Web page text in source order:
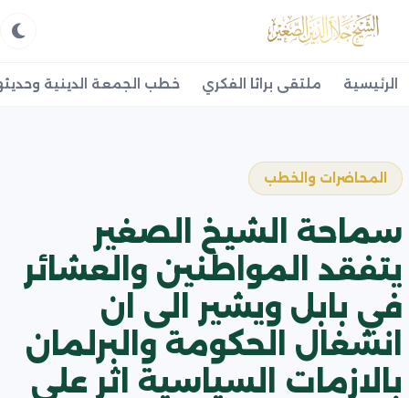
الرئيسية ملتقى براثا الفكري خطب الجمعة الدينية
المحاضرات والخطب
سماحة الشيخ الصغير
يتفقد المواطنين والعشائر
في بابل ويشير الى ان
انشغال الحكومة والبرلمان
بالازمات السياسية اثر على